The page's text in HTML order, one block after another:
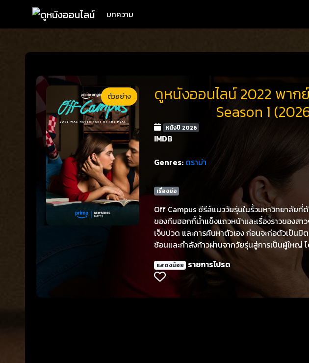
บทความ
ตัวอย่าง
ดูหนังออนไลน์ 2022 พาก
Season 1
หนังปี 2026
IMDB
Genres: ดราม่า
เรื่องย่อ
Off Campus ซีรีส์แนววัยรุ่นในรั้วมหาวิทยาลัย
ของทีมฮอกกี้น้ำแข็งแถวหน้าและเรื่องราวของส
เจ็บปวด และการค้นหาตัวเอง ก่อนจะก่อตัวเป็น
ซ้อนและกำลังก้าวผ่านจากวัยรุ่นสู่การเป็นผู้ใหญ่
สนุกสนาน ของคู่ขั้วตรงข้ามกันระหว่าง Hannah
เด่นทีมนักกีฬาฮอกกี้แห่ง Briar University
แสดงน้อย รายการโปรด